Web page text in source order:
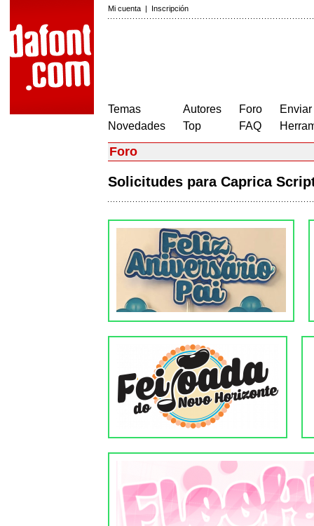
Mi cuenta | Inscripción
Temas
Novedades
Autores
Top
Foro
FAQ
Foro
Solicitudes para Caprica